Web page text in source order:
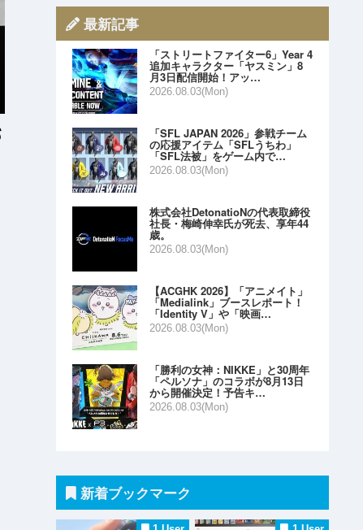
最新記事
「ストリートファイター6」Year 4
追加キャラクター「ヤスミン」8
月3日配信開始！アッ…
2026.08.03(Mon)
「SFL JAPAN 2026」参戦チーム
の応援アイテム「SFLうちわ」
「SFL法被」をゲーム内で…
2026.08.03(Mon)
株式会社DetonatioNの代表取締役
社長・梅崎伸幸氏が死去、享年44
歳。
2026.08.03(Mon)
【ACGHK 2026】「アニメイト」
「Medialink」ブースレポート！
「Identity V」や「映画…
2026.08.03(Mon)
「勝利の女神：NIKKE」と30周年
「ペルソナ」のコラボが8月13日
から開催決定！予告キ…
2026.08.03(Mon)
新着ブックマーク